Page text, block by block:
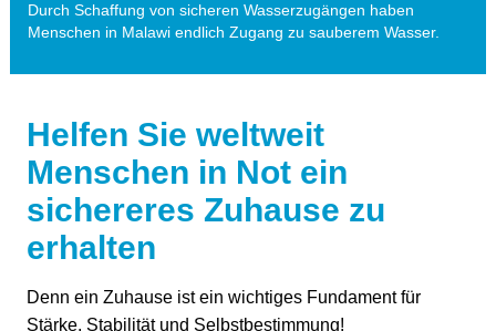
Durch Schaffung von sicheren Wasserzugängen haben
Menschen in Malawi endlich Zugang zu sauberem Wasser.
Helfen Sie weltweit
Menschen in Not ein
sichereres Zuhause zu
erhalten
Denn ein Zuhause ist ein wichtiges Fundament für
Stärke, Stabilität und Selbstbestimmung!